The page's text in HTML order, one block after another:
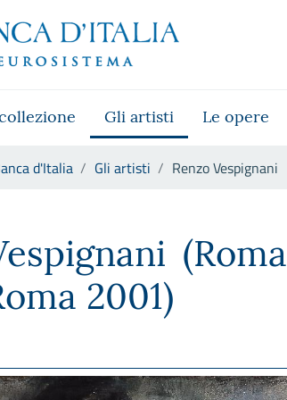
Gli artisti Le opere
d'Italia Gli artisti Renzo Vespignani
(Roma
2001)